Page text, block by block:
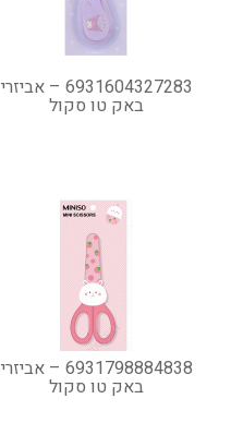
6931604327283 – אביזרי
באק טו סקול
6931798884838 – אביזרי
באק טו סקול